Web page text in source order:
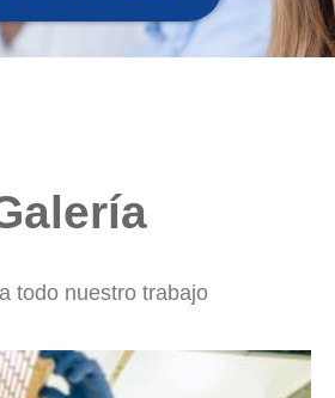
todo nuestro trabajo